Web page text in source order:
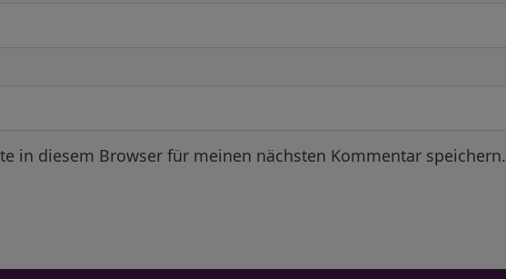
in diesem Browser für meinen nächsten Kommentar speichern.